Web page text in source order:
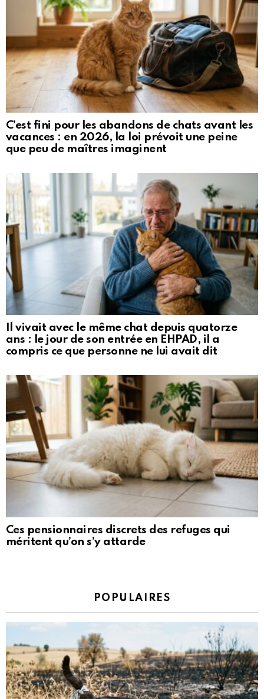
C’est fini pour les abandons de chats avant les
vacances : en 2026, la loi prévoit une peine
que peu de maîtres imaginent
Il vivait avec le même chat depuis quatorze
ans : le jour de son entrée en EHPAD, il a
compris ce que personne ne lui avait dit
Ces pensionnaires discrets des refuges qui
méritent qu’on s’y attarde
POPULAIRES